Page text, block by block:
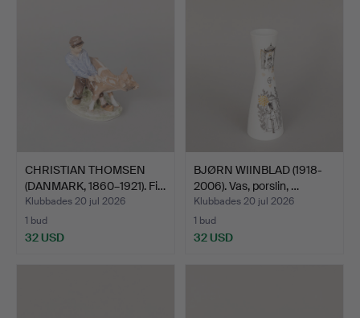
CHRISTIAN THOMSEN
(DANMARK, 1860–1921). Fi…
Klubbades 20 jul 2026
1 bud
32 USD
BJØRN WIINBLAD (1918-
2006). Vas, porslin, …
Klubbades 20 jul 2026
1 bud
32 USD